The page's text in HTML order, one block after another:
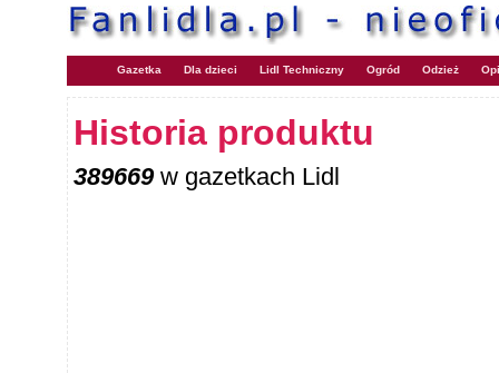
Gazetka Dla dzieci Lidl Techniczny Ogród Odzież
Historia produktu
389669w gazetkach Lidl